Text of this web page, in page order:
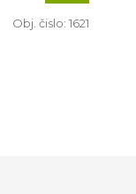
Obj. čislo: 1621